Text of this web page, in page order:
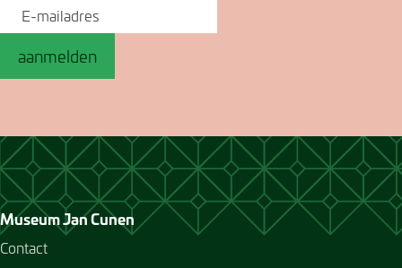
aanmelden
Museum Jan Cunen
Contact